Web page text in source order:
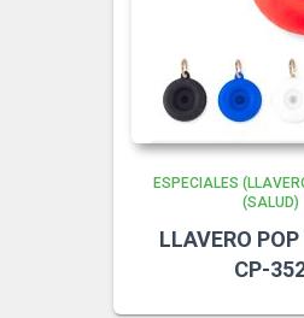
ESPECIALES
(SALUD)
LLAVERO
CP-